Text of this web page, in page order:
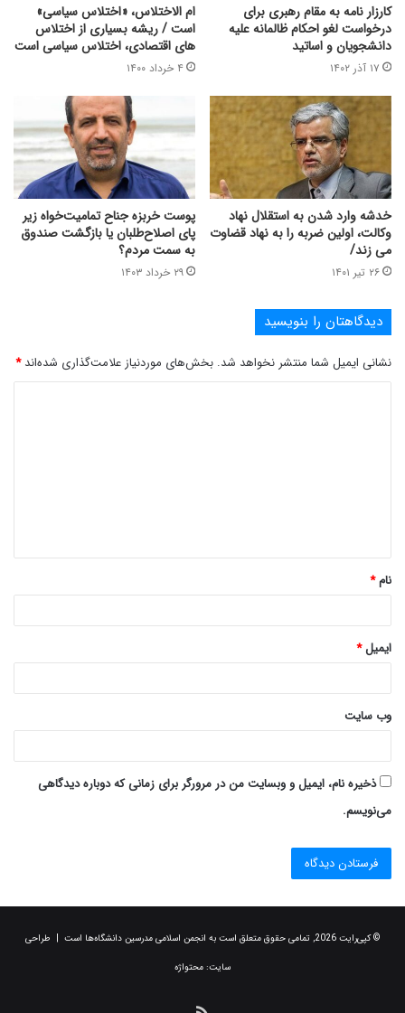
کارزار نامه به مقام رهبری برای
درخواست لغو احکام ظالمانه علیه
دانشجویان و اساتید
۱۷ آذر ۱۴۰۲
ام الاختلاس، «اختلاس سیاسی»
است / ریشه بسیاری از اختلاس
های اقتصادی، اختلاس سیاسی است
۴ خرداد ۱۴۰۰
خدشه وارد شدن به استقلال نهاد
وکالت، اولین ضربه را به نهاد قضاوت
می زند/
۲۶ تیر ۱۴۰۱
پوست خربزه جناح تمامیت‌خواه زیر
پای اصلاح‌طلبان یا بازگشت صندوق
به سمت مردم؟
۲۹ خرداد ۱۴۰۳
دیدگاهتان را بنویسید
نشانی ایمیل شما منتشر نخواهد شد. بخش‌های موردنیاز علامت‌گذاری شده‌اند*
*
نام*
ایمیل*
وب‌ سایت
ذخیره نام، ایمیل و وبسایت من در مرورگر برای زمانی که دوباره دیدگاهی
می‌نویسم.
© کپی‌رایت 2026, تمامی حقوق متعلق است به انجمن اسلامی مدرسین دانشگاه‌ها است | طراحی
سایت: محتواژه